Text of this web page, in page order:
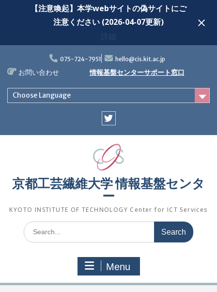
【注意喚起】本学webサイトの偽サイトにご
注意ください (2026-04-07更新)
詳細
content
075-724-7951 hello@cis.kit.ac.jp
お問い合わせ 情報基盤センターサポート窓口
Choose Language
京都工芸繊維大学 情報基盤センタ
ー
KYOTO INSTITUTE OF TECHNOLOGY Center for ICT Services
Search
for:
Menu